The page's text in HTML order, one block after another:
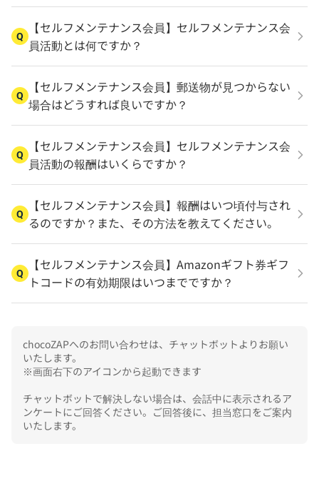
Q
【セルフメンテナンス会員】セルフメンテナンス会
員活動とは何ですか？
Q
【セルフメンテナンス会員】郵送物が見つからない
場合はどうすれば良いですか？
Q
【セルフメンテナンス会員】セルフメンテナンス会
員活動の報酬はいくらですか？
Q
【セルフメンテナンス会員】報酬はいつ頃付与され
るのですか？また、その方法を教えてください。
Q
【セルフメンテナンス会員】Amazonギフト券ギフ
トコードの有効期限はいつまでですか？
chocoZAPへのお問い合わせは、チャットボットよりお願い
いたします。
※画面右下のアイコンから起動できます
チャットボットで解決しない場合は、会話中に表示されるア
ンケートにご回答ください。ご回答後に、担当窓口をご案内
いたします。